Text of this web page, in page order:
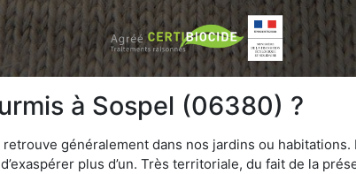
à Sospel (06380) ?
retrouve généralement dans nos jardins ou
plus d’un. Très territoriale, du fait de la